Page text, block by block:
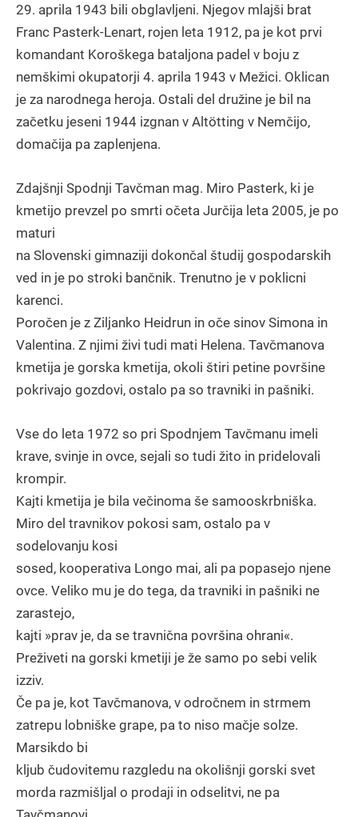
29. aprila 1943 bili obglavljeni. Njegov mlajši brat
Franc Pasterk-Lenart, rojen leta 1912, pa je kot prvi
komandant Koroškega bataljona padel v boju z
nemškimi okupatorji 4. aprila 1943 v Mežici. Oklican
je za narodnega heroja. Ostali del družine je bil na
začetku jeseni 1944 izgnan v Altötting v Nemčijo,
domačija pa zaplenjena.
Zdajšnji Spodnji Tavčman mag. Miro Pasterk, ki je
kmetijo prevzel po smrti očeta Jurčija leta 2005, je po
maturi
na Slovenski gimnaziji dokončal študij gospodarskih
ved in je po stroki bančnik. Trenutno je v poklicni
karenci.
Poročen je z Ziljanko Heidrun in oče sinov Simona in
Valentina. Z njimi živi tudi mati Helena. Tavčmanova
kmetija je gorska kmetija, okoli štiri petine površine
pokrivajo gozdovi, ostalo pa so travniki in pašniki.
Vse do leta 1972 so pri Spodnjem Tavčmanu imeli
krave, svinje in ovce, sejali so tudi žito in pridelovali
krompir.
Kajti kmetija je bila večinoma še samooskrbniška.
Miro del travnikov pokosi sam, ostalo pa v
sodelovanju kosi
sosed, kooperativa Longo mai, ali pa popasejo njene
ovce. Veliko mu je do tega, da travniki in pašniki ne
zarastejo,
kajti »prav je, da se travnična površina ohrani«.
Preživeti na gorski kmetiji je že samo po sebi velik
izziv.
Če pa je, kot Tavčmanova, v odročnem in strmem
zatrepu lobniške grape, pa to niso mačje solze.
Marsikdo bi
kljub čudovitemu razgledu na okolišnji gorski svet
morda razmišljal o prodaji in odselitvi, ne pa